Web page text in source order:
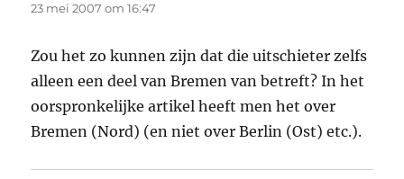
23 mei 2007 om 16:47
Zou het zo kunnen zijn dat die uitschieter zelfs
alleen een deel van Bremen van betreft? In het
oorspronkelijke artikel heeft men het over
Bremen (Nord) (en niet over Berlin (Ost) etc.).